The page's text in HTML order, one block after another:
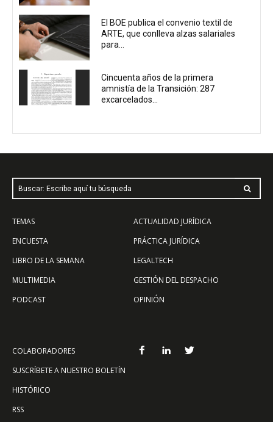
El BOE publica el convenio textil de
ARTE, que conlleva alzas salariales
para...
Cincuenta años de la primera
amnistía de la Transición: 287
excarcelados...
Buscar: Escribe aquí tu búsqueda
TEMAS
ENCUESTA
LIBRO DE LA SEMANA
MULTIMEDIA
PODCAST
ACTUALIDAD JURÍDICA
PRÁCTICA JURÍDICA
LEGALTECH
GESTIÓN DEL DESPACHO
OPINIÓN
COLABORADORES
SUSCRÍBETE A NUESTRO BOLETÍN
HISTÓRICO
RSS